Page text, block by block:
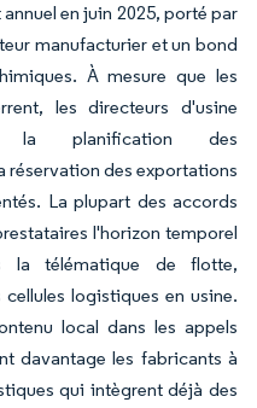
en juin 2025, porté par
manufacturier et un bond
À mesure que les
les directeurs d'usine
la planification des
réservation des exportations
La plupart des accords
l'horizon temporel
la télématique de flotte,
logistiques en usine.
local dans les appels
davantage les fabricants à
qui intègrent déjà des